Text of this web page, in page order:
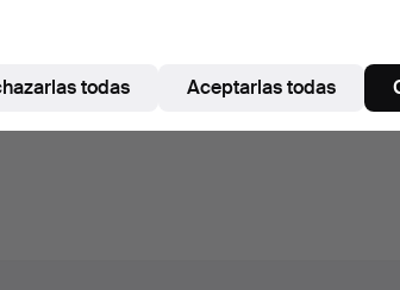
todas Aceptarlas todas